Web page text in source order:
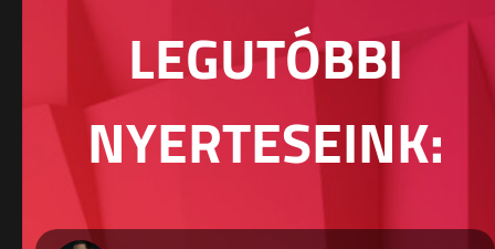
LEGUTÓBBI
NYERTESEINK: